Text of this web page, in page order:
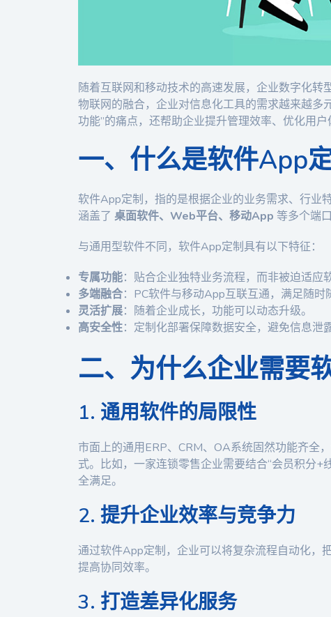
随着互联网和移动技术的高速发展，企业数字化
物联网的融合，企业对信息化工具的需求越来越多元
功能”的痛点，还帮助企业提升管理效率、优化用户
一、什么是软件App定
软件App定制，指的是根据企业的业务需求、行业
涵盖了 桌面软件、Web平台、移动App 等多个端
与通用型软件不同，软件App定制具有以下特征：
专属功能：贴合企业独特业务流程，而非被迫适应
多端融合：PC软件与移动App互联互通，满足随时
灵活扩展：随着企业成长，功能可以动态升级。
高安全性：定制化部署保障数据安全，避免信息泄露
二、为什么企业需要
1. 通用软件的局限性
市面上的通用ERP、CRM、OA系统固然功能齐全
式。比如，一家连锁零售企业需要结合“会员积分
全满足。
2. 提升企业效率与竞争力
通过软件App定制，企业可以将复杂流程自动化，
提高协同效率。
3. 打造差异化服务